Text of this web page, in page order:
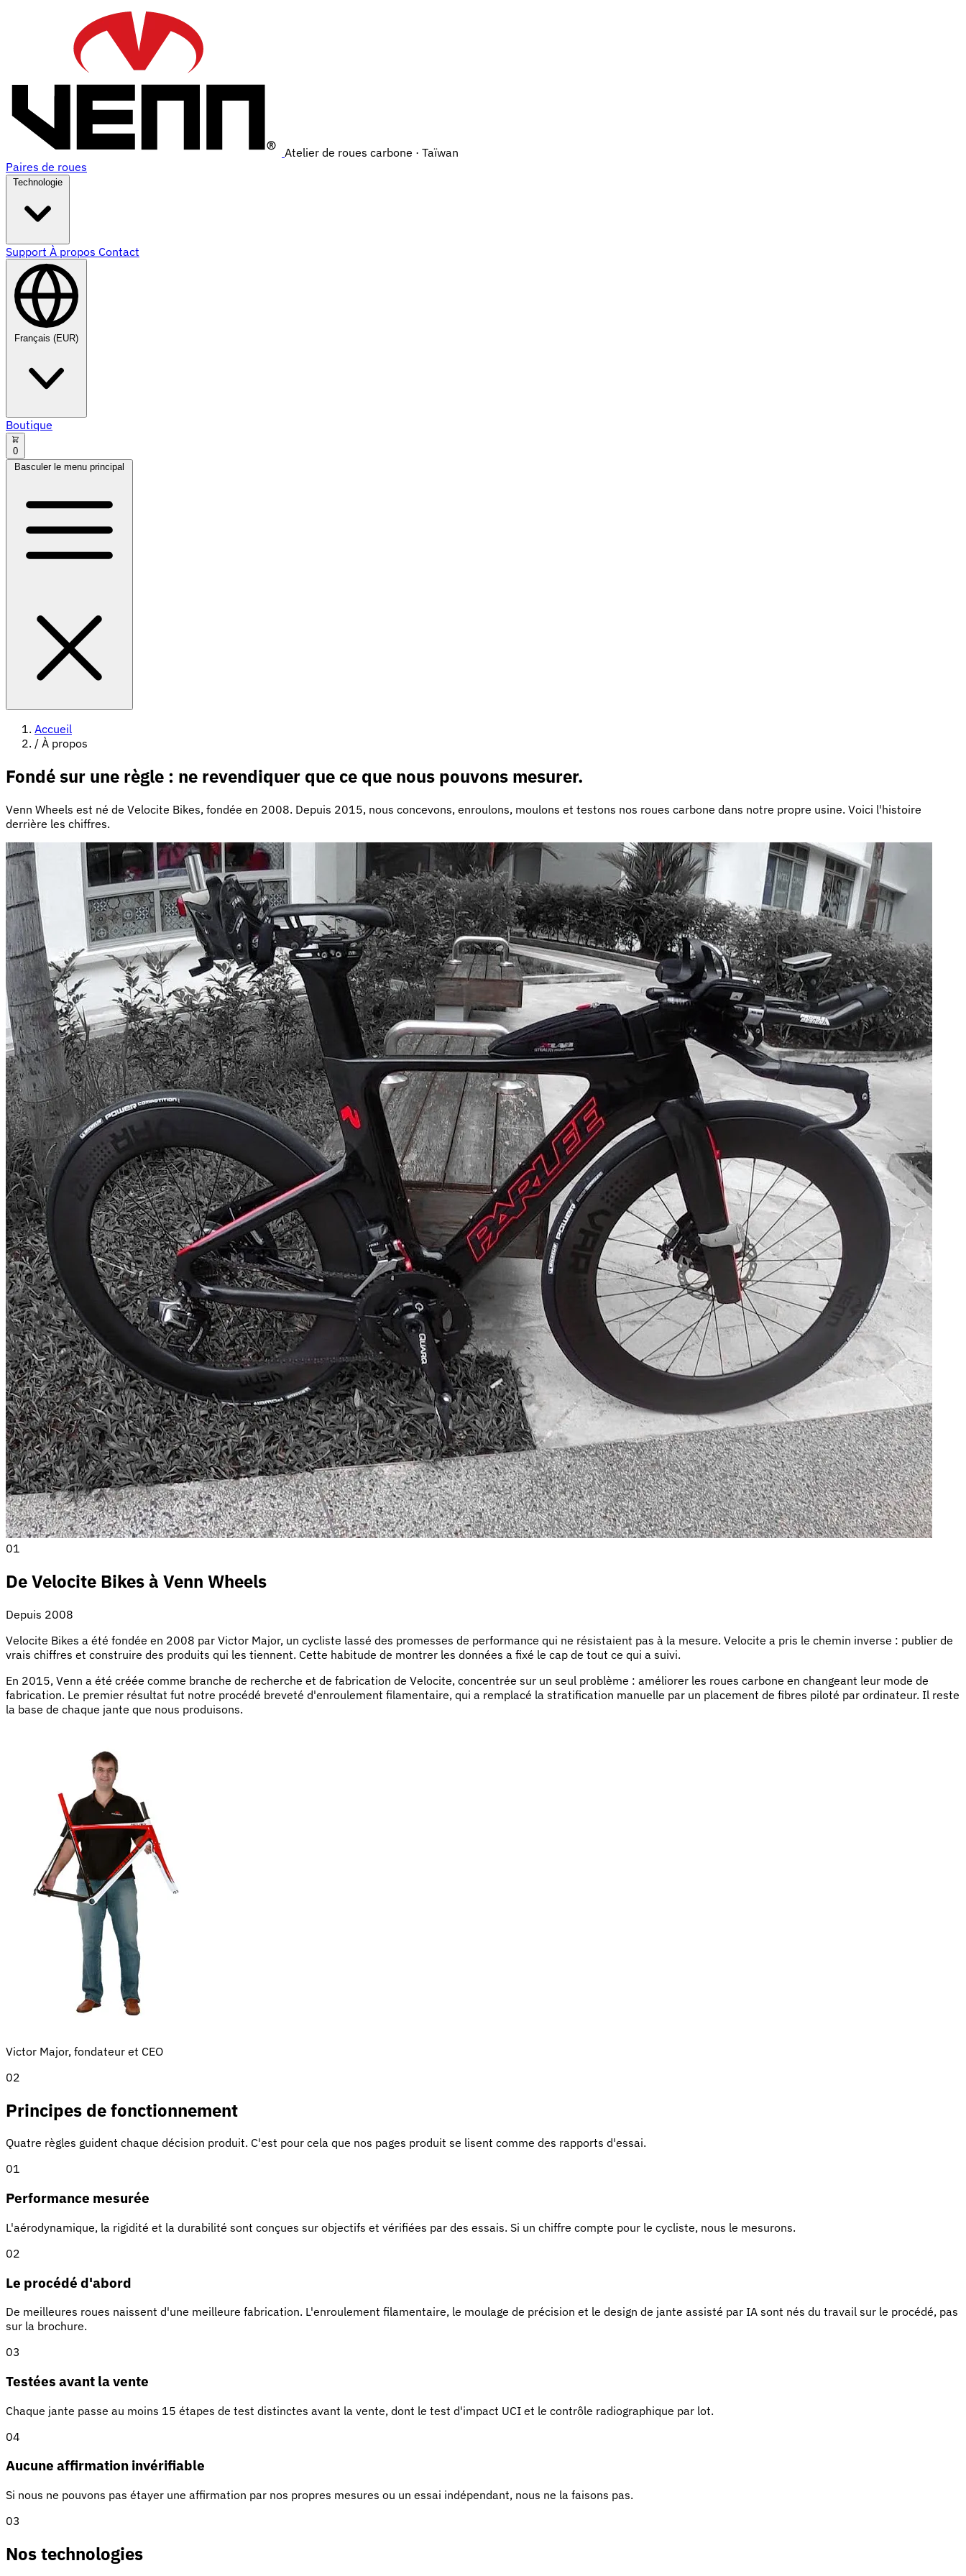
Atelier de roues carbone · Taïwan
Paires de roues
Technologie
Support À propos Contact
Boutique
0
Basculer le menu principal
Accueil
/ À propos
Fondé sur une règle : ne revendiquer que ce que nous pouvons mesurer.
Venn Wheels est né de Velocite Bikes, fondée en 2008. Depuis 2015, nous concevons, enroulons, moulons et testons nos roues carbone dans notre propre usine. Voici l'histoire
derrière les chiffres.
01
De Velocite Bikes à Venn Wheels
Depuis 2008
Velocite Bikes a été fondée en 2008 par Victor Major, un cycliste lassé des promesses de performance qui ne résistaient pas à la mesure. Velocite a pris le chemin inverse : publier de
vrais chiffres et construire des produits qui les tiennent. Cette habitude de montrer les données a fixé le cap de tout ce qui a suivi.
En 2015, Venn a été créée comme branche de recherche et de fabrication de Velocite, concentrée sur un seul problème : améliorer les roues carbone en changeant leur mode de
fabrication. Le premier résultat fut notre procédé breveté d'enroulement filamentaire, qui a remplacé la stratification manuelle par un placement de fibres piloté par ordinateur. Il reste
la base de chaque jante que nous produisons.
Victor Major, fondateur et CEO
02
Principes de fonctionnement
Quatre règles guident chaque décision produit. C'est pour cela que nos pages produit se lisent comme des rapports d'essai.
01
Performance mesurée
L'aérodynamique, la rigidité et la durabilité sont conçues sur objectifs et vérifiées par des essais. Si un chiffre compte pour le cycliste, nous le mesurons.
02
Le procédé d'abord
De meilleures roues naissent d'une meilleure fabrication. L'enroulement filamentaire, le moulage de précision et le design de jante assisté par IA sont nés du travail sur le procédé, pas
sur la brochure.
03
Testées avant la vente
Chaque jante passe au moins 15 étapes de test distinctes avant la vente, dont le test d'impact UCI et le contrôle radiographique par lot.
04
Aucune affirmation invérifiable
Si nous ne pouvons pas étayer une affirmation par nos propres mesures ou un essai indépendant, nous ne la faisons pas.
03
Nos technologies